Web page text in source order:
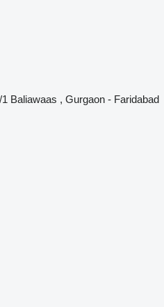
Baliawaas , Gurgaon - Faridabad